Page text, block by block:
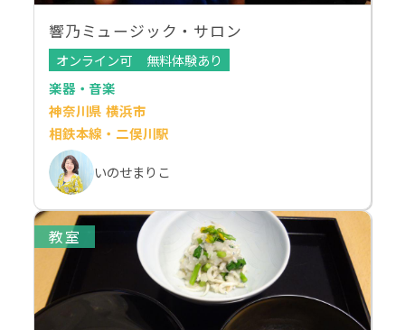
響乃ミュージック・サロン
オンライン可
無料体験あり
楽器・音楽
神奈川県 横浜市
相鉄本線・二俣川駅
いのせまりこ
教室